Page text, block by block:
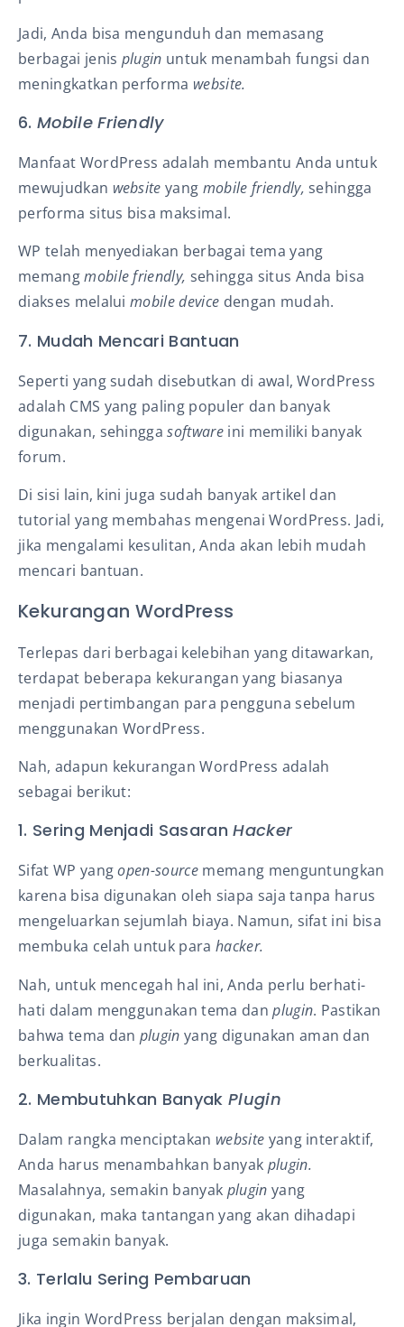
Jadi, Anda bisa mengunduh dan memasang
berbagai jenis plugin untuk menambah fungsi dan
meningkatkan performa website.
6. Mobile Friendly
Manfaat WordPress adalah membantu Anda untuk
mewujudkan websiteyang mobile friendly,sehingga
performa situs bisa maksimal.
WP telah menyediakan berbagai tema yang
memangmobile friendly, sehingga situs Anda bisa
diakses melaluimobile device dengan mudah.
7. Mudah Mencari Bantuan
Seperti yang sudah disebutkan di awal, WordPress
adalah CMS yang paling populer dan banyak
digunakan, sehinggasoftware ini memiliki banyak
forum.
Di sisi lain, kini juga sudah banyak artikel dan
tutorial yang membahas mengenai WordPress. Jadi,
jika mengalami kesulitan, Anda akan lebih mudah
mencari bantuan.
Kekurangan WordPress
Terlepas dari berbagai kelebihan yang ditawarkan,
terdapat beberapa kekurangan yang biasanya
menjadi pertimbangan para pengguna sebelum
menggunakan WordPress.
Nah, adapun kekurangan WordPress adalah
sebagai berikut:
1. Sering Menjadi SasaranHacker
Sifat WP yangopen-source memang menguntungkan
karena bisa digunakan oleh siapa saja tanpa harus
mengeluarkan sejumlah biaya. Namun, sifat ini bisa
membuka celah untuk parahacker.
Nah, untuk mencegah hal ini, Anda perlu berhati-
hati dalam menggunakan tema danplugin. Pastikan
bahwa tema dan pluginyang digunakan aman dan
berkualitas.
2. Membutuhkan BanyakPlugin
Dalam rangka menciptakan website yang interaktif,
Anda harus menambahkan banyak plugin.
Masalahnya, semakin banyak plugin yang
digunakan, maka tantangan yang akan dihadapi
juga semakin banyak.
3. Terlalu Sering Pembaruan
Jika ingin WordPress berjalan dengan maksimal,